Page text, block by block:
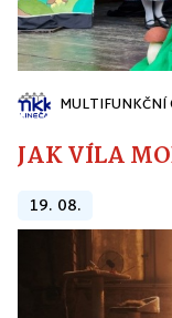
MULTIFUNKČNÍ
JAK VÍLA
19. 08.